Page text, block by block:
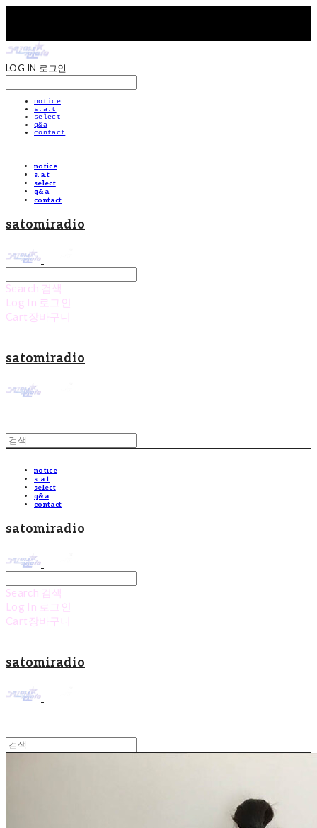
LOG IN 로그인
notice
s.a.t
select
q&a
contact
notice
s.a.t
select
q&a
contact
satomiradio
Search 검색
Log In 로그인
Cart 장바구니
satomiradio
notice
s.a.t
select
q&a
contact
satomiradio
Search 검색
Log In 로그인
Cart 장바구니
satomiradio